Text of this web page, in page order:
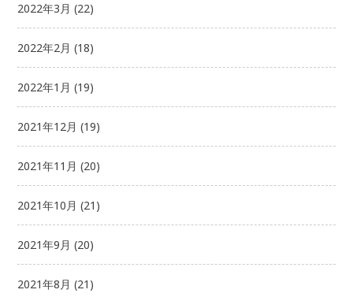
2022年3月 (22)
2022年2月 (18)
2022年1月 (19)
2021年12月 (19)
2021年11月 (20)
2021年10月 (21)
2021年9月 (20)
2021年8月 (21)